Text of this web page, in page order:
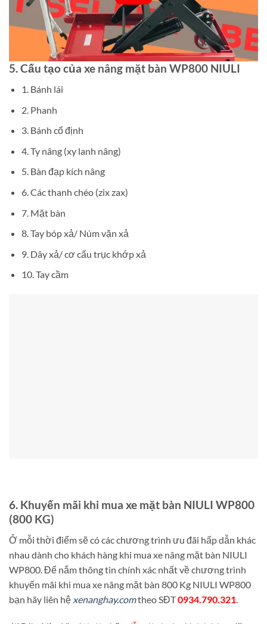
5. Cấu tạo của xe nâng mặt bàn WP800 NIULI
1. Bánh lái
2. Phanh
3. Bánh cố định
4. Ty nâng (xy lanh nâng)
5. Bàn đạp kích nâng
6. Các thanh chéo (zix zax)
7. Mặt bàn
8. Tay bóp xả/ Núm vặn xả
9. Dây xả/ cơ cấu trục khớp xả
10. Tay cầm
6. Khuyến mãi khi mua xe mặt bàn NIULI WP800
(800 KG)
Ở mỗi thời điểm sẽ có các chương trình ưu đãi hấp dẫn khác
nhau dành cho khách hàng khi mua xe nâng mặt bàn NIULI
WP800. Để nắm thông tin chính xác nhất về chương trình
khuyến mãi khi mua xe nâng mặt bàn 800 Kg NIULI WP800
bạn hãy liên hệ xenanghay.comtheo SĐT0934.790.321